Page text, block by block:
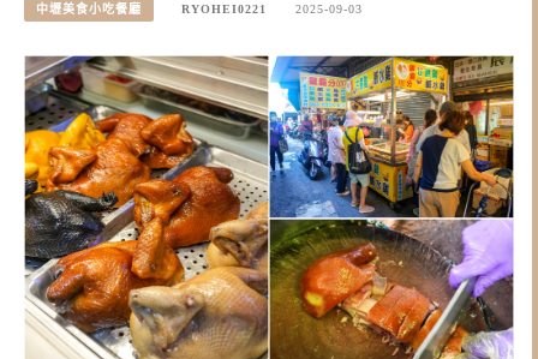
中壢美食小吃餐廳 RYOHEI0221 2025-09-03